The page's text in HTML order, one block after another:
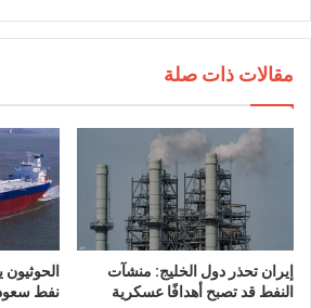
مقالات ذات صلة
إيران تحذر دول الخليج: منشآت
النفط قد تصبح أهدافًا عسكرية
الحوثيون
نفط